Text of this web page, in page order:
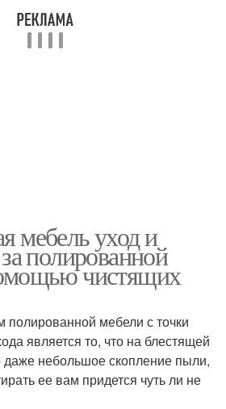
мебель уход и
полированной
чистящих
полированной мебели с точки
является то, что на блестящей
даже небольшое скопление пыли,
ее вам придется чуть ли не